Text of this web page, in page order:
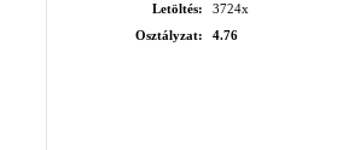
Letöltés:
3724x
Osztályzat:
4.76